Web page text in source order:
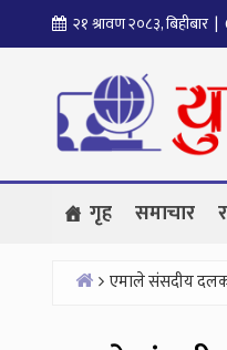
to
२१ श्रावण २०८३,
गृह समाचार
एमाले संसदीय